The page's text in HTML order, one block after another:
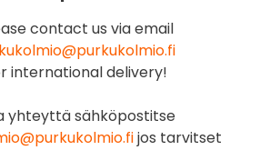
contact us via email
international delivery!
yhteyttä sähköpostitse
jos tarvitset